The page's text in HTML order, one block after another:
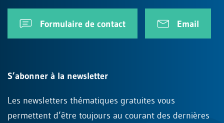
Formulaire de contact Email
S’abonner à la newsletter
Les newsletters thématiques gratuites vous
permettent d’être toujours au courant des dernières